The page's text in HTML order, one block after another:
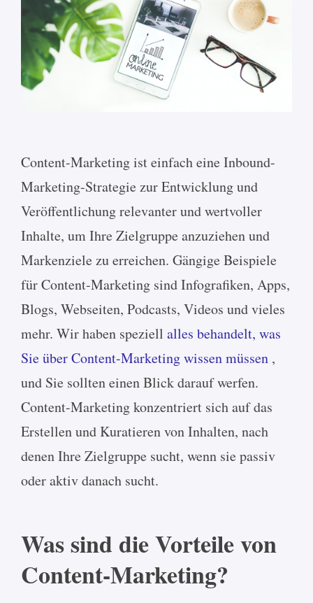
Content-Marketing ist einfach eine Inbound-
Marketing-Strategie zur Entwicklung und
Veröffentlichung relevanter und wertvoller
Inhalte, um Ihre Zielgruppe anzuziehen und
Markenziele zu erreichen. Gängige Beispiele
für Content-Marketing sind Infografiken, Apps,
Blogs, Webseiten, Podcasts, Videos und vieles
mehr. Wir haben speziell alles behandelt, was
Sie über Content-Marketing wissen müssen ,
und Sie sollten einen Blick darauf werfen.
Content-Marketing konzentriert sich auf das
Erstellen und Kuratieren von Inhalten, nach
denen Ihre Zielgruppe sucht, wenn sie passiv
oder aktiv danach sucht.
Was sind die Vorteile von
Content-Marketing?